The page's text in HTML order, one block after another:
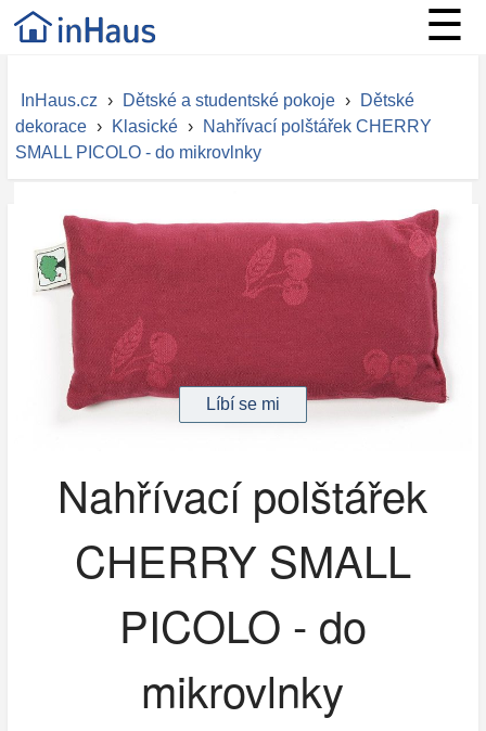
☰
InHaus.cz › Dětské a studentské pokoje ›
Dětské
dekorace › Klasické ›
Nahřívací polštářek CHERRY
SMALL PICOLO - do mikrovlnky
Nahřívací polštářek
CHERRY SMALL
PICOLO - do
mikrovlnky